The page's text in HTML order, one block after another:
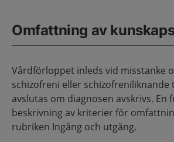
Omfattning av
Vårdförloppet inleds vid misstanke
schizofreni eller schizofreniliknande
avslutas om diagnosen avskrivs. En
beskrivning av kriterier för
rubriken Ingång och utgång.